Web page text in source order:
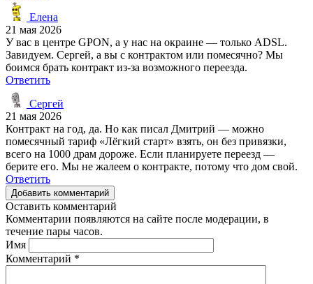
Елена
21 мая 2026
У вас в центре GPON, а у нас на окраине — только ADSL.
Завидуем. Сергей, а вы с контрактом или помесячно? Мы
боимся брать контракт из-за возможного переезда.
Ответить
Сергей
21 мая 2026
Контракт на год, да. Но как писал Дмитрий — можно
помесячный тариф «Лёгкий старт» взять, он без привязки,
всего на 1000 драм дороже. Если планируете переезд —
берите его. Мы не жалеем о контракте, потому что дом свой.
Ответить
Добавить комментарий
Оставить комментарий
Комментарии появляются на сайте после модерации, в
течение пары часов.
Имя
Комментарий *